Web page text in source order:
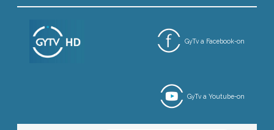
GyTv a Facebook-on
GyTv a Youtube-on